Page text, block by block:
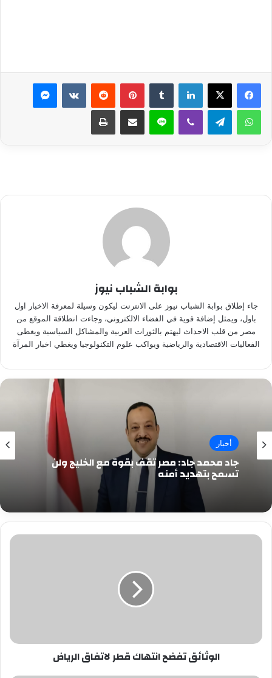
لينكدإن بينتيريست ماسنجر
واتساب تيلقرام ڤايبر لاين مشاركة عبر البريد طباعة
بوابة الشباب نيوز
جاء إطلاق بوابة الشباب نيوز على الانترنت ليكون وسيلة لمعرفة الاخبار اول
باول، ويمثل إضافة قوية في الفضاء الالكتروني، وجاءت انطلاقة الموقع من
مصر من قلب الاحداث ليهتم بالثورات العربية والمشاكل السياسية ويغطى
الفعاليات الاقتصادية والرياضية ويواكب علوم التكنولوجيا ويغطي اخبار المرآة
أخبار
جاد محمد جاد: مصر تقف بقوة مع الخليج ولن
تسمح بتهديد أمنه
الوثائق
الوثائق تفضح انتهاك قطر لاتفاق الرياض